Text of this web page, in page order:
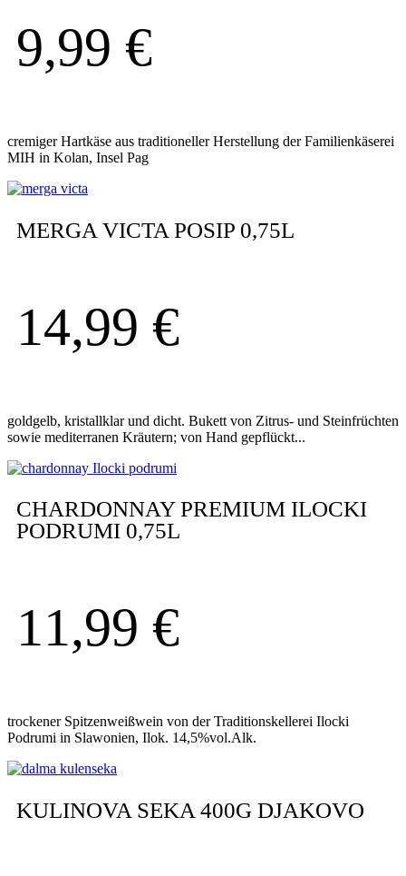
9,99 €
cremiger Hartkäse aus traditioneller Herstellung der Familienkäserei
MIH in Kolan, Insel Pag
MERGA VICTA POSIP 0,75L
14,99 €
goldgelb, kristallklar und dicht. Bukett von Zitrus- und Steinfrüchten
sowie mediterranen Kräutern; von Hand gepflückt...
CHARDONNAY PREMIUM ILOCKI
PODRUMI 0,75L
11,99 €
trockener Spitzenweißwein von der Traditionskellerei Ilocki
Podrumi in Slawonien, Ilok. 14,5%vol.Alk.
KULINOVA SEKA 400G DJAKOVO